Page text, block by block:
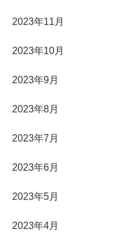
2023年11月
2023年10月
2023年9月
2023年8月
2023年7月
2023年6月
2023年5月
2023年4月